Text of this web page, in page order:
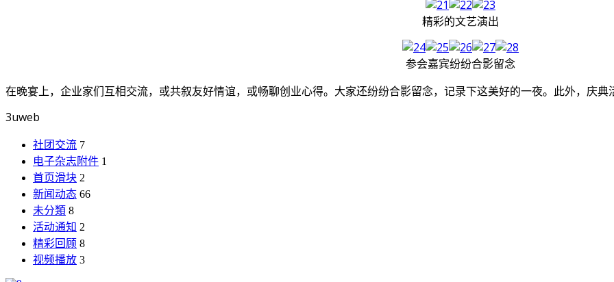
精彩的文艺演出
参会嘉宾纷纷合影留念
在晚宴上，企业家们互相交流，或共叙友好情谊，或畅聊创业心得。大家还纷纷合影留念，记录下这美好的一夜。此外，庆
3uweb
社团交流 7
电子杂志附件 1
首页滑块 2
新闻动态 66
未分類 8
活动通知 2
精彩回顾 8
视频播放 3